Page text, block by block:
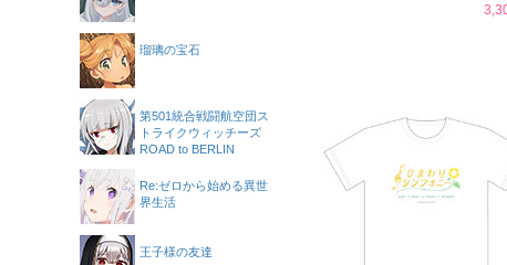
瑠璃の宝石
第501統合戦闘航空団ス
トライクウィッチーズ
ROAD to BERLIN
Re:ゼロから始める異世
界生活
王子様の友達